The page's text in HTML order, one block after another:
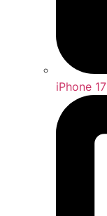
iPhone 17